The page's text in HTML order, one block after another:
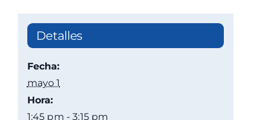
Detalles
Fecha:
mayo 1
Hora:
1:45 pm - 3:15 pm